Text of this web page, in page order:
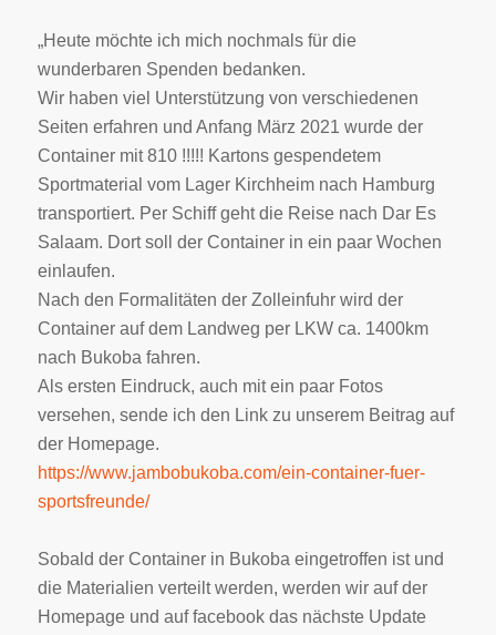
„Heute möchte ich mich nochmals für die
wunderbaren Spenden bedanken.
Wir haben viel Unterstützung von verschiedenen
Seiten erfahren und Anfang März 2021 wurde der
Container mit 810 !!!!! Kartons gespendetem
Sportmaterial vom Lager Kirchheim nach Hamburg
transportiert. Per Schiff geht die Reise nach Dar Es
Salaam. Dort soll der Container in ein paar Wochen
einlaufen.
Nach den Formalitäten der Zolleinfuhr wird der
Container auf dem Landweg per LKW ca. 1400km
nach Bukoba fahren.
Als ersten Eindruck, auch mit ein paar Fotos
versehen, sende ich den Link zu unserem Beitrag auf
der Homepage.
https://www.jambobukoba.com/ein-container-fuer-
sportsfreunde/
Sobald der Container in Bukoba eingetroffen ist und
die Materialien verteilt werden, werden wir auf der
Homepage und auf facebook das nächste Update